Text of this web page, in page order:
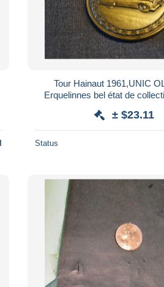
Tour Hainaut 1961,UNIC
Erquelinnes bel état de
± $23.11
Status